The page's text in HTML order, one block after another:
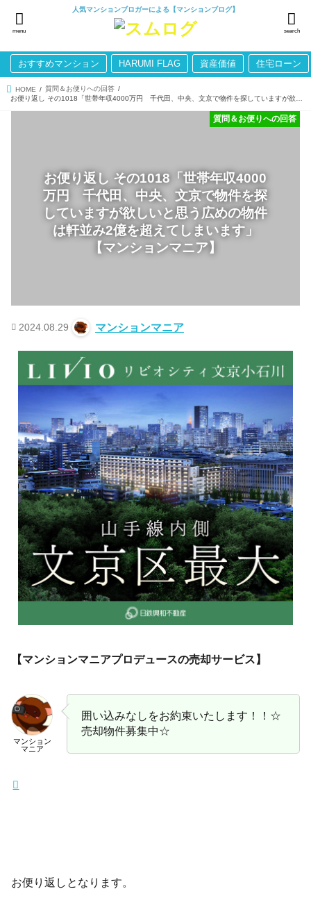
人気マンションブロガーによる【マンションブログ】
search
menu
おすすめマンション HARUMI FLAG 資産価値 住宅ローン
HOME
質問＆お便りへの回答
お便り返し その1018「世帯年収4000
万円 千代田、中央、文京で物件を探
していますが欲しいと思う広めの物件
は軒並み2億を超えてしまいます」
【マンションマニア】
質問＆お便りへの回答
2024.08.29 マンションマニア
【マンションマニアプロデュースの売却サービス】
マンション
マニア
囲い込みなしをお約束いたします！！☆
売却物件募集中☆
お便り返しとなります。